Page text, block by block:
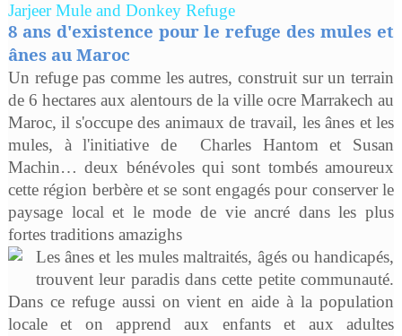
Jarjeer Mule and Donkey Refuge
8 ans d'existence pour le refuge des mules et
ânes au Maroc
Un refuge pas comme les autres, construit sur un terrain
de 6 hectares aux alentours de la ville ocre Marrakech au
Maroc, il s'occupe des animaux de travail, les ânes et les
mules, à l'initiative de Charles Hantom et Susan
Machin… deux bénévoles qui sont tombés amoureux
cette région berbère et se sont engagés pour conserver le
paysage local et le mode de vie ancré dans les plus
fortes traditions amazighs
Les ânes et les mules maltraités, âgés ou handicapés,
trouvent leur paradis dans cette petite communauté.
Dans ce refuge aussi on vient en aide à la population
locale et on apprend aux enfants et aux adultes